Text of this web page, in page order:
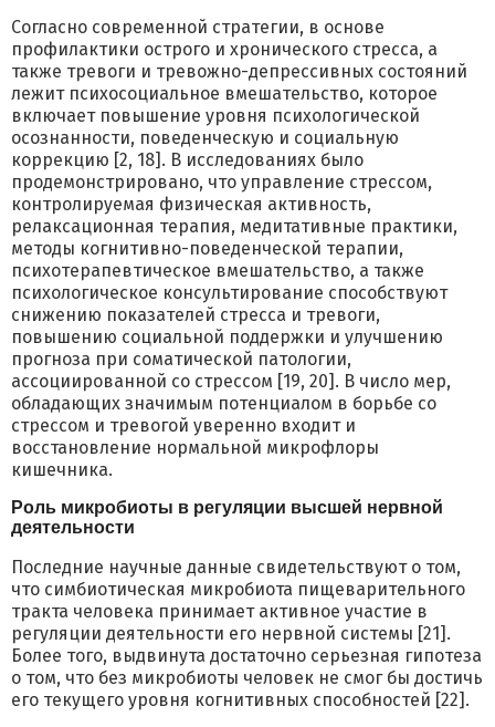
Согласно современной стратегии, в основе
профилактики острого и хронического стресса, а
также тревоги и тревожно-депрессивных состояний
лежит психосоциальное вмешательство, которое
включает повышение уровня психологической
осознанности, поведенческую и социальную
коррекцию [2, 18]. В исследованиях было
продемонстрировано, что управление стрессом,
контролируемая физическая активность,
релаксационная терапия, медитативные практики,
методы когнитивно-поведенческой терапии,
психотерапевтическое вмешательство, а также
психологическое консультирование способствуют
снижению показателей стресса и тревоги,
повышению социальной поддержки и улучшению
прогноза при соматической патологии,
ассоциированной со стрессом [19, 20]. В число мер,
обладающих значимым потенциалом в борьбе со
стрессом и тревогой уверенно входит и
восстановление нормальной микрофлоры
кишечника.
Роль микробиоты в регуляции высшей нервной
деятельности
Последние научные данные свидетельствуют о том,
что симбиотическая микробиота пищеварительного
тракта человека принимает активное участие в
регуляции деятельности его нервной системы [21].
Более того, выдвинута достаточно серьезная гипотеза
о том, что без микробиоты человек не смог бы достичь
его текущего уровня когнитивных способностей [22].